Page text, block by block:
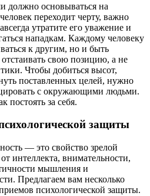
должно основываться на
переходит черту, важно
утратите его уважение и
нападкам. Каждому человеку
к другим, но и быть
свою позицию, а не
Чтобы добиться высот,
поставленных целей, нужно
с окружающими людьми.
постоять за себя.
защиты
— это свойство зрелой
интеллекта, внимательности,
мышления и
Предлагаем вам несколько
психологической защиты.